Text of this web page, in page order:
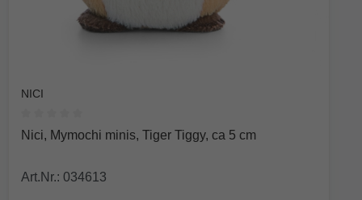
NICI
Durchschnittliche Bewertung von 0 von 5 Sternen
Nici, Mymochi minis, Tiger Tiggy, ca 5 cm
Art.Nr.: 034613